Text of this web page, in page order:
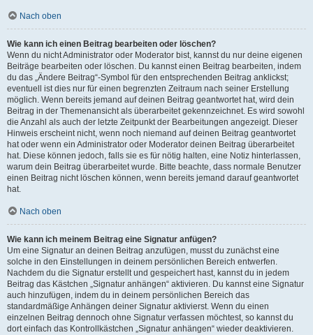
Nach oben
Wie kann ich einen Beitrag bearbeiten oder löschen?
Wenn du nicht Administrator oder Moderator bist, kannst du nur deine eigenen
Beiträge bearbeiten oder löschen. Du kannst einen Beitrag bearbeiten, indem
du das „Ändere Beitrag“-Symbol für den entsprechenden Beitrag anklickst;
eventuell ist dies nur für einen begrenzten Zeitraum nach seiner Erstellung
möglich. Wenn bereits jemand auf deinen Beitrag geantwortet hat, wird dein
Beitrag in der Themenansicht als überarbeitet gekennzeichnet. Es wird sowohl
die Anzahl als auch der letzte Zeitpunkt der Bearbeitungen angezeigt. Dieser
Hinweis erscheint nicht, wenn noch niemand auf deinen Beitrag geantwortet
hat oder wenn ein Administrator oder Moderator deinen Beitrag überarbeitet
hat. Diese können jedoch, falls sie es für nötig halten, eine Notiz hinterlassen,
warum dein Beitrag überarbeitet wurde. Bitte beachte, dass normale Benutzer
einen Beitrag nicht löschen können, wenn bereits jemand darauf geantwortet
hat.
Nach oben
Wie kann ich meinem Beitrag eine Signatur anfügen?
Um eine Signatur an deinen Beitrag anzufügen, musst du zunächst eine
solche in den Einstellungen in deinem persönlichen Bereich entwerfen.
Nachdem du die Signatur erstellt und gespeichert hast, kannst du in jedem
Beitrag das Kästchen „Signatur anhängen“ aktivieren. Du kannst eine Signatur
auch hinzufügen, indem du in deinem persönlichen Bereich das
standardmäßige Anhängen deiner Signatur aktivierst. Wenn du einen
einzelnen Beitrag dennoch ohne Signatur verfassen möchtest, so kannst du
dort einfach das Kontrollkästchen „Signatur anhängen“ wieder deaktivieren.